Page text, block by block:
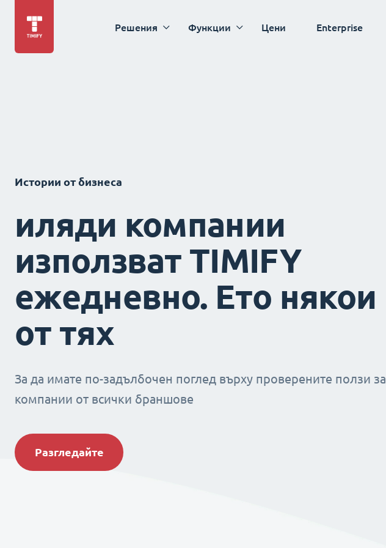
Решения Функции Цени Enterprise
Истории от бизнеса
иляди компании
използват TIMIFY
ежедневно. Ето някои
от тях
За да имате по-задълбочен поглед върху проверените ползи за
компании от всички браншове
Разгледайте